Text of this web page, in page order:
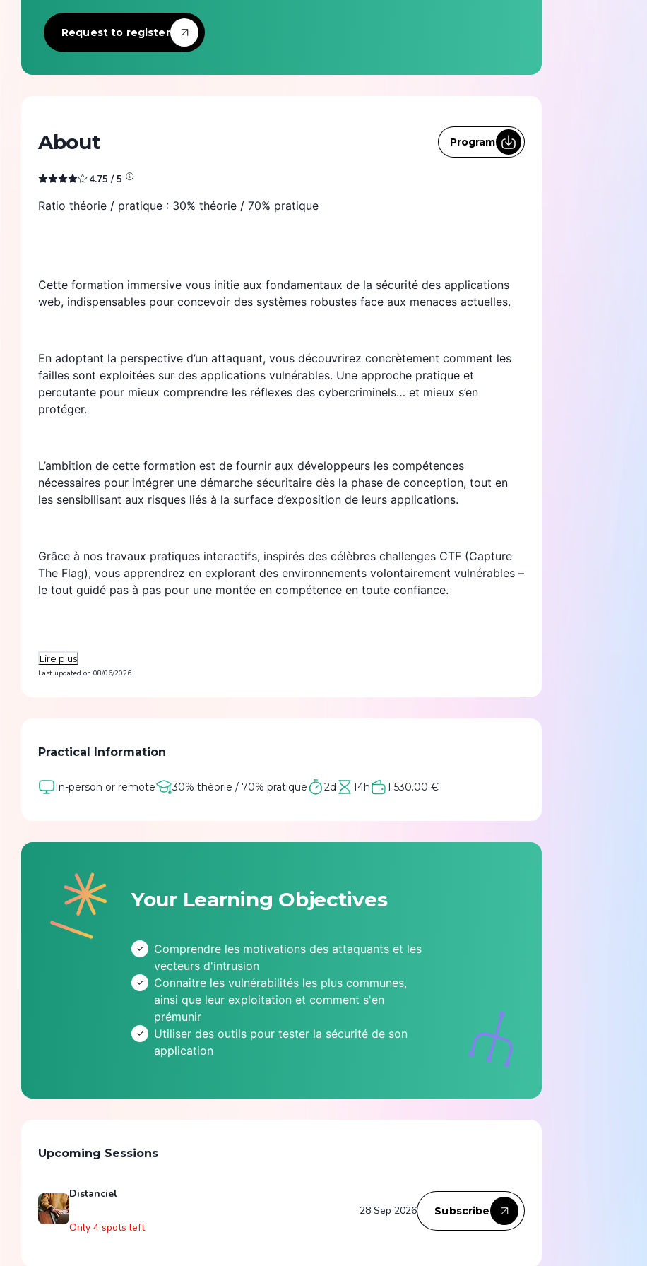
Artificial intelligence
Product management
Request to register
About Program
4.75 / 5
Ratio théorie / pratique : 30% théorie / 70% pratique
Cette formation immersive vous initie aux fondamentaux de la sécurité des applications
web, indispensables pour concevoir des systèmes robustes face aux menaces actuelles.
En adoptant la perspective d’un attaquant, vous découvrirez concrètement comment les
failles sont exploitées sur des applications vulnérables. Une approche pratique et
percutante pour mieux comprendre les réflexes des cybercriminels… et mieux s’en
protéger.
L’ambition de cette formation est de fournir aux développeurs les compétences
nécessaires pour intégrer une démarche sécuritaire dès la phase de conception, tout en
les sensibilisant aux risques liés à la surface d’exposition de leurs applications.
Grâce à nos travaux pratiques interactifs, inspirés des célèbres challenges CTF (Capture
The Flag), vous apprendrez en explorant des environnements volontairement vulnérables –
le tout guidé pas à pas pour une montée en compétence en toute confiance.
Lire plus
Last updated on 08/06/2026
Practical Information
In-person or remote 30% théorie / 70% pratique 2d 14h 1 530.00 €
Your Learning Objectives
Comprendre les motivations des attaquants et les
vecteurs d'intrusion
Connaitre les vulnérabilités les plus communes,
ainsi que leur exploitation et comment s'en
prémunir
Utiliser des outils pour tester la sécurité de son
application
Upcoming Sessions
Distanciel
Only 4 spots left
28 Sep 2026 Subscribe